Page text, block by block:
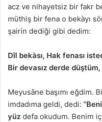
acz ve nihayetsiz bir fakr
müthiş bir fena o bekàyı
şairin dediği gibi dedim:
Dîl bekàsı, Hak fenası
Bir devasız derde düştüm,
Meyusâne
imdadıma geldi, dedi:
yüz defa okudum. Benim